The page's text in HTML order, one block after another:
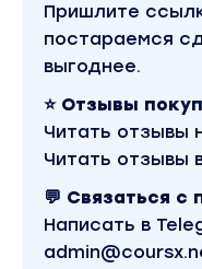
Пришлите
постараемся
выгоднее.
⭐ Отзывы
Читать отзывы
Читать отзывы
💬 Связаться
Написать в